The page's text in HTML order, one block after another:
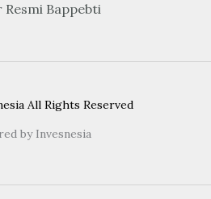
Resmi Bappebti
All Rights Reserved
by Invesnesia